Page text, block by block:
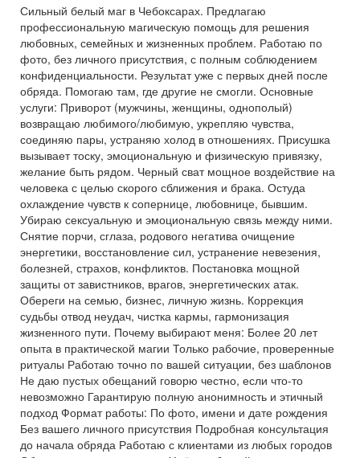
Сильный белый маг в Чебоксарах. Предлагаю
профессиональную магическую помощь для решения
любовных, семейных и жизненных проблем. Работаю по
фото, без личного присутствия, с полным соблюдением
конфиденциальности. Результат уже с первых дней после
обряда. Помогаю там, где другие не смогли. Основные
услуги: Приворот (мужчины, женщины, однополый)
возвращаю любимого/любимую, укрепляю чувства,
соединяю пары, устраняю холод в отношениях. Присушка
вызывает тоску, эмоциональную и физическую привязку,
желание быть рядом. Черный сват мощное воздействие на
человека с целью скорого сближения и брака. Остуда
охлаждение чувств к сопернице, любовнице, бывшим.
Убираю сексуальную и эмоциональную связь между ними.
Снятие порчи, сглаза, родового негатива очищение
энергетики, восстановление сил, устранение невезения,
болезней, страхов, конфликтов. Постановка мощной
защиты от завистников, врагов, энергетических атак.
Обереги на семью, бизнес, личную жизнь. Коррекция
судьбы отвод неудач, чистка кармы, гармонизация
жизненного пути. Почему выбирают меня: Более 20 лет
опыта в практической магии Только рабочие, проверенные
ритуалы Работаю точно по вашей ситуации, без шаблонов
Не даю пустых обещаний говорю честно, если что-то
невозможно Гарантирую полную анонимность и этичный
подход Формат работы: По фото, имени и дате рождения
Без вашего личного присутствия Подробная консультация
до начала обряда Работаю с клиентами из любых городов